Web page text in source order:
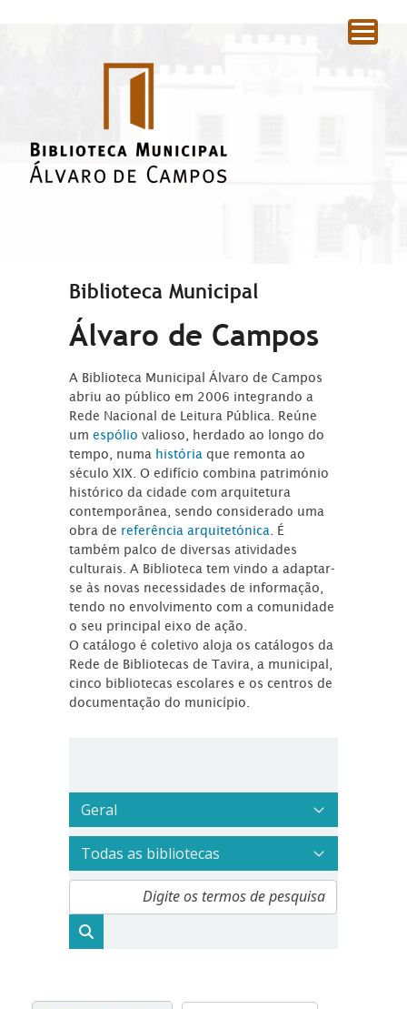
Biblioteca Municipal
Álvaro de Campos
A Biblioteca Municipal Álvaro de Campos
abriu ao público em 2006 integrando a
Rede Nacional de Leitura Pública. Reúne
umespóliovalioso, herdado ao longo do
tempo, numa história que remonta ao
século XIX. O edifício combina património
histórico da cidade com arquitetura
contemporânea, sendo considerado uma
obra de referência arquitetónica . É
também palco de diversas atividades
culturais. A Biblioteca tem vindo a adaptar-
se às novas necessidades de informação,
tendo no envolvimento com a comunidade
o seu principal eixo de ação.
O catálogo é coletivo aloja os catálogos da
Rede de Bibliotecas de Tavira, a municipal,
cinco bibliotecas escolares e os centros de
documentação do município.